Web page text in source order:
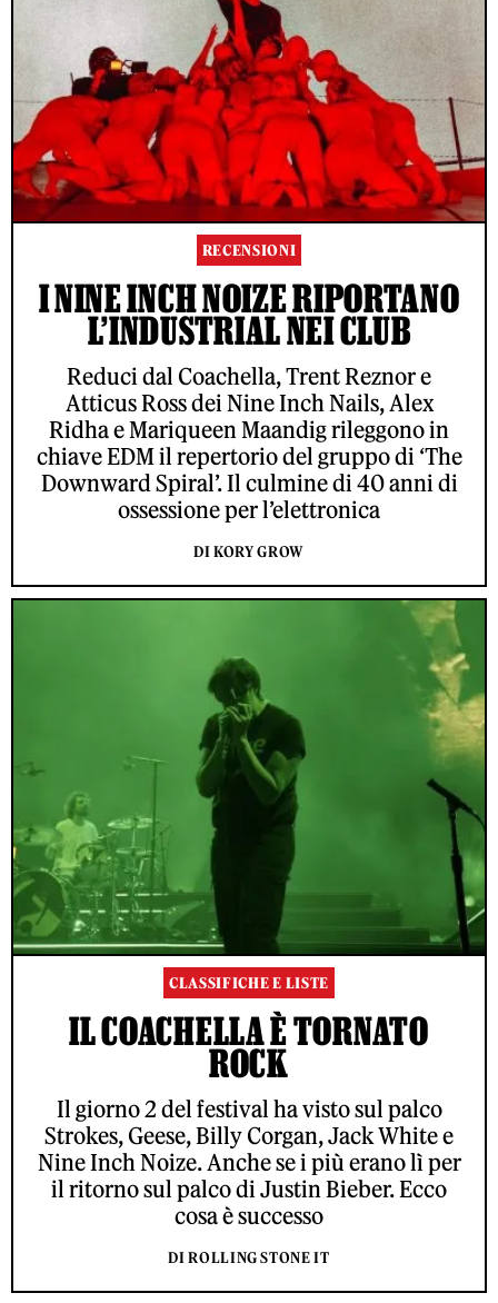
RECENSIONI
I NINE INCH NOIZE RIPORTANO
L’INDUSTRIAL NEI CLUB
Reduci dal Coachella, Trent Reznor e
Atticus Ross dei Nine Inch Nails, Alex
Ridha e Mariqueen Maandig rileggono in
chiave EDM il repertorio del gruppo di ‘The
Downward Spiral’. Il culmine di 40 anni di
ossessione per l’elettronica
DI KORY GROW
CLASSIFICHE E LISTE
IL COACHELLA È TORNATO
ROCK
Il giorno 2 del festival ha visto sul palco
Strokes, Geese, Billy Corgan, Jack White e
Nine Inch Noize. Anche se i più erano lì per
il ritorno sul palco di Justin Bieber. Ecco
cosa è successo
DI ROLLING STONE IT